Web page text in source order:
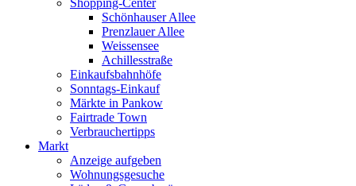
Shopping-Center
Schönhauser Allee
Prenzlauer Allee
Weissensee
Achillesstraße
Einkaufsbahnhöfe
Sonntags-Einkauf
Märkte in Pankow
Fairtrade Town
Verbrauchertipps
Markt
Anzeige aufgeben
Wohnungsgesuche